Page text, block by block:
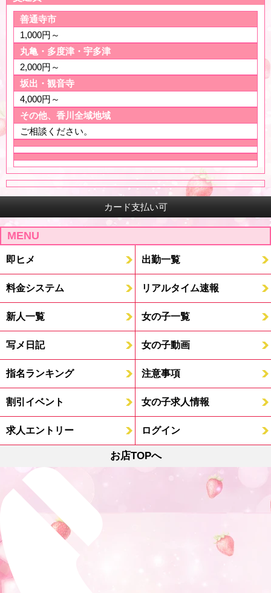
善通寺市
1,000円～
丸亀・多度津・宇多津
2,000円～
坂出・観音寺
4,000円～
その他、香川全域地域
ご相談ください。
カード支払い可
MENU
即ヒメ 出勤一覧
料金システム リアルタイム速報
新人一覧 女の子一覧
写メ日記 女の子動画
指名ランキング 注意事項
割引イベント 女の子求人情報
求人エントリー ログイン
お店TOPへ